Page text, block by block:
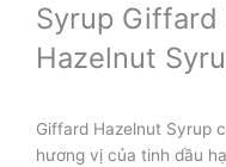
Syrup Giffard
Hazelnut
Giffard Hazelnut Syrup
hương vị của tinh dầu